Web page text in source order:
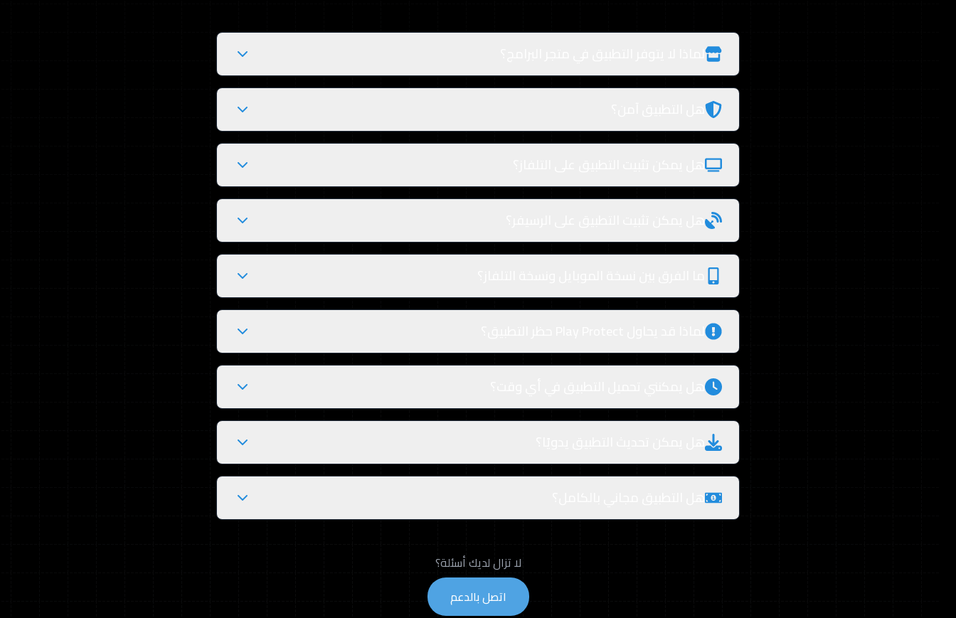
لا تزال لديك أسئلة؟
اتصل بالدعم